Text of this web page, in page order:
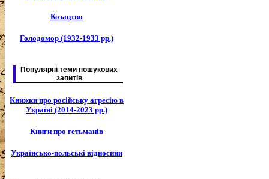
Козацтво
Голодомор (1932-1933 рр.)
Популярні теми пошукових
запитів
Книжки про російську агресію в
Україні (2014-2023 рр.)
Книги про гетьманів
Українсько-польські відносини